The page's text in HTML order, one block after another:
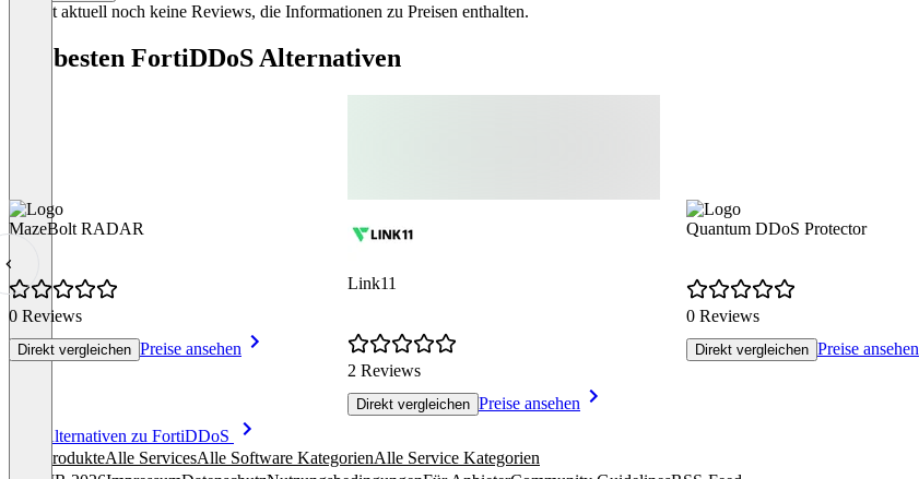
Es gibt aktuell noch keine Reviews, die Informationen zu Preisen enthalten.
Die besten FortiDDoS Alternativen
MazeBolt RADAR
0 Reviews
Direkt vergleichen Preise ansehen
Link11
2 Reviews
Direkt vergleichen Preise ansehen
Quantum DDoS Protector
0 Reviews
Direkt vergleichen Preise ansehen
Alle Alternativen zu FortiDDoS
Alle ProdukteAlle ServicesAlle Software KategorienAlle Service Kategorien